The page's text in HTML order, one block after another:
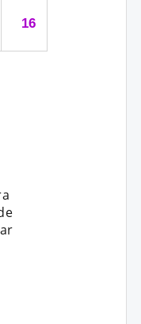
16